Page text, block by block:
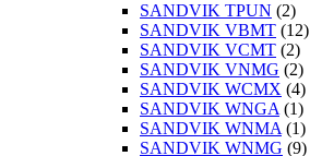
SANDVIK TPUN (2)
SANDVIK VBMT (12)
SANDVIK VCMT (2)
SANDVIK VNMG (2)
SANDVIK WCMX (4)
SANDVIK WNGA (1)
SANDVIK WNMA (1)
SANDVIK WNMG (9)